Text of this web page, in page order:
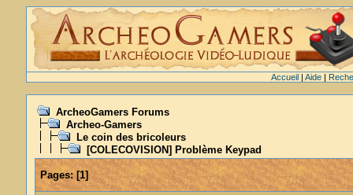
Accueil| Aide|
ArcheoGamers Forums
Archeo-Gamers
Le coin des bricoleurs
[COLECOVISION] Problème Keypad
Pages:[1]